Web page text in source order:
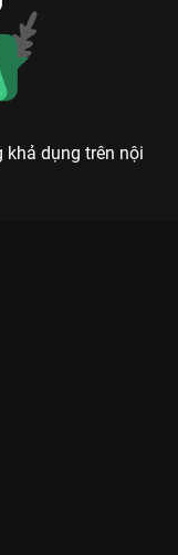
dụng trên nội